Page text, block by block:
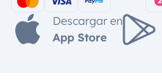
Descargar en
App Store